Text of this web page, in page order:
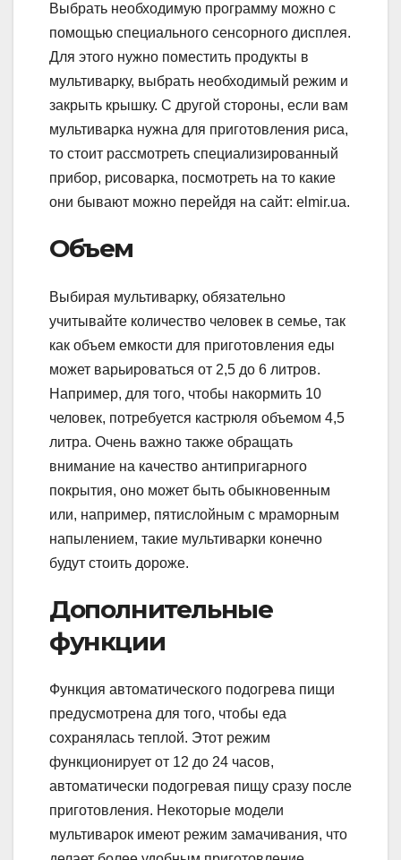
Выбрать необходимую программу можно с
помощью специального сенсорного дисплея.
Для этого нужно поместить продукты в
мультиварку, выбрать необходимый режим и
закрыть крышку. С другой стороны, если вам
мультиварка нужна для приготовления риса,
то стоит рассмотреть специализированный
прибор, рисоварка, посмотреть на то какие
они бывают можно перейдя на сайт: elmir.ua.
Объем
Выбирая мультиварку, обязательно
учитывайте количество человек в семье, так
как объем емкости для приготовления еды
может варьироваться от 2,5 до 6 литров.
Например, для того, чтобы накормить 10
человек, потребуется кастрюля объемом 4,5
литра. Очень важно также обращать
внимание на качество антипригарного
покрытия, оно может быть обыкновенным
или, например, пятислойным с мраморным
напылением, такие мультиварки конечно
будут стоить дороже.
Дополнительные
функции
Функция автоматического подогрева пищи
предусмотрена для того, чтобы еда
сохранялась теплой. Этот режим
функционирует от 12 до 24 часов,
автоматически подогревая пищу сразу после
приготовления. Некоторые модели
мультиварок имеют режим замачивания, что